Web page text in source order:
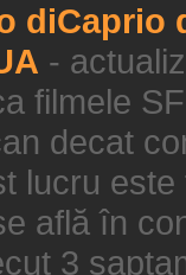
diCaprio
-
filmele
decat
lucru
află în
3